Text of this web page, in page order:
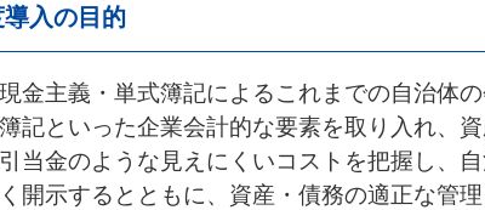
入の目的
金主義・単式簿記によるこれまでの自治体
記といった企業会計的な要素を取り入れ、
当金のような見えにくいコストを把握し、
開示するとともに、資産・債務の適正な管